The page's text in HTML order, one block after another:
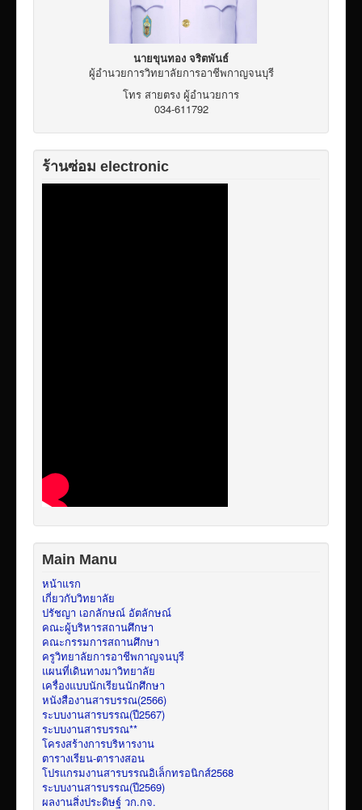
นายขุนทอง จริตพันธ์
ผู้อำนวยการวิทยาลัยการอาชีพกาญจนบุรี
โทร สายตรง ผู้อำนวยการ
034-611792
ร้านซ่อม electronic
Main Manu
หน้าแรก
เกี่ยวกับวิทยาลัย
ปรัชญา เอกลักษณ์ อัตลักษณ์
คณะผู้บริหารสถานศึกษา
คณะกรรมการสถานศึกษา
ครูวิทยาลัยการอาชีพกาญจนบุรี
แผนที่เดินทางมาวิทยาลัย
เครื่องแบบนักเรียนนักศึกษา
หนังสืองานสารบรรณ(2566)
ระบบงานสารบรรณ(ปี2567)
ระบบงานสารบรรณ**
โครงสร้างการบริหารงาน
ตารางเรียน-ตารางสอน
โปรแกรมงานสารบรรณอิเล็กทรอนิกส์2568
ระบบงานสารบรรณ(ปี2569)
ผลงานสิ่งประดิษฐ์ วก.กจ.